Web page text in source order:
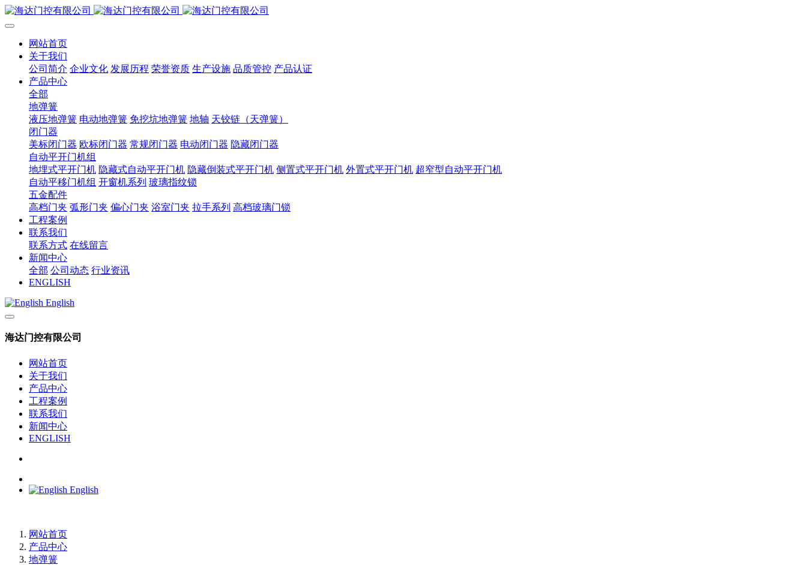
网站首页
关于我们
公司简介 企业文化 发展历程 荣誉资质 生产设施 品质管控 产品认证
产品中心
全部
地弹簧
液压地弹簧 电动地弹簧 免挖坑地弹簧 地轴 天铰链（天弹簧）
闭门器
美标闭门器 欧标闭门器 常规闭门器 电动闭门器 隐藏闭门器
自动平开门机组
地埋式平开门机 隐藏式自动平开门机 隐藏倒装式平开门机 侧置式平开门机 外置式平开门机 超窄型自动平开门机
自动平移门机组 开窗机系列 玻璃指纹锁
五金配件
高档门夹 弧形门夹 偏心门夹 浴室门夹 拉手系列 高档玻璃门锁
工程案例
联系我们
联系方式 在线留言
新闻中心
全部 公司动态 行业资讯
ENGLISH
English
海达门控有限公司
网站首页
关于我们
产品中心
工程案例
联系我们
新闻中心
ENGLISH
English
网站首页
产品中心
地弹簧